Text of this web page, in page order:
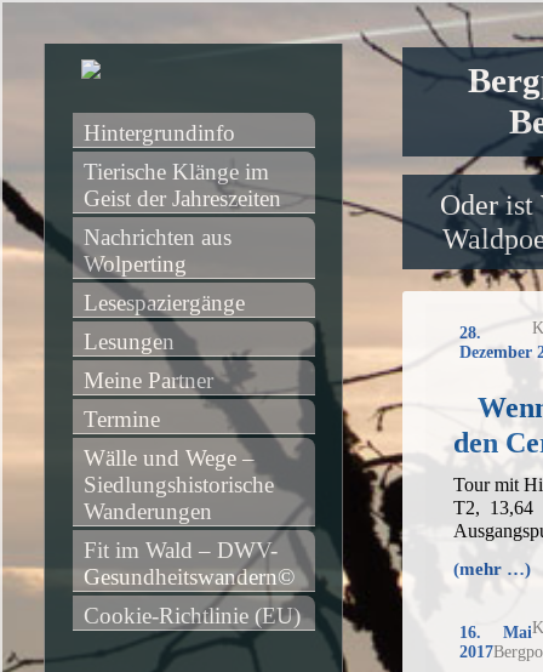
Oder ist
28.
Dezember
den
Tour mit
T2,
(mehr …)
16. Mai
2017
Hintergrundinfo
Tierische Klänge im
Geist der Jahreszeiten
Nachrichten aus
Wolperting
Lesespaziergänge
Lesungen
Meine Partner
Termine
Wälle und Wege –
Siedlungshistorische
Wanderungen
Fit im Wald – DWV-
Gesundheitswandern©
Cookie-Richtlinie (EU)